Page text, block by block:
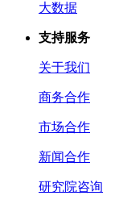
大数据
支持服务
关于我们
商务合作
市场合作
新闻合作
研究院咨询